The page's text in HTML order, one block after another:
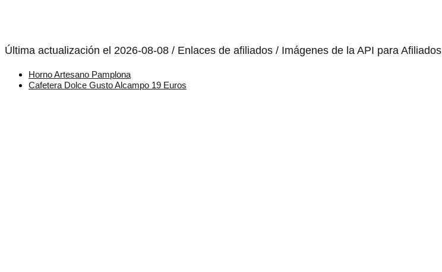
Última actualización el 2026-08-08 / Enlaces de afiliados / Imágenes de la API para Afiliados
Horno Artesano Pamplona
Cafetera Dolce Gusto Alcampo 19 Euros